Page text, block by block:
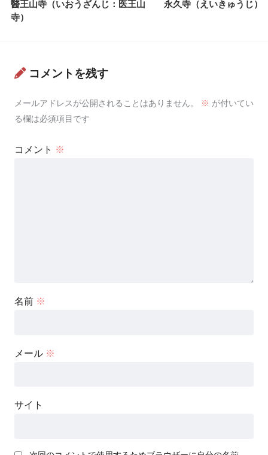
醫王山寺（いおうざんじ：医王山
寺）
永久寺（えいきゅうじ）
コメントを残す
メールアドレスが公開されることはありません。 ※ が付いてい
る欄は必須項目です
コメント ※
名前 ※
メール ※
サイト